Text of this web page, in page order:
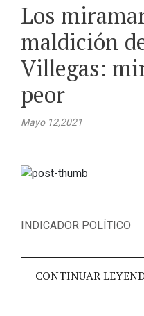
Los
maldición
Villegas:
peor
Mayo 12,2021
INDICADOR POLÍTICO
CONTINUAR